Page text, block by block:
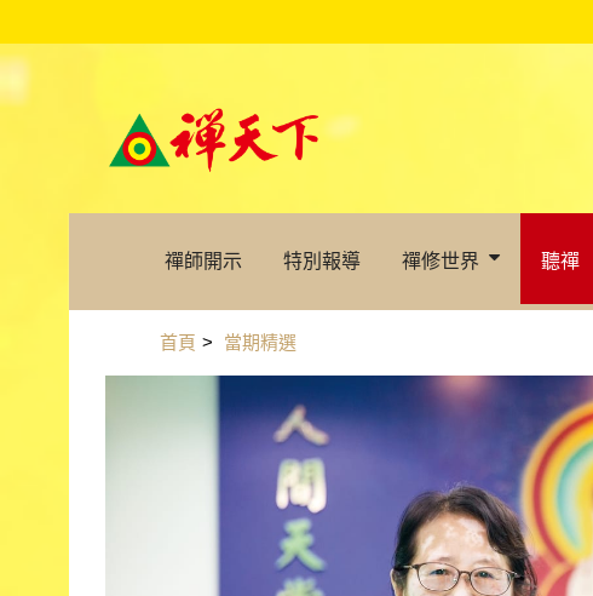
禪師開示 特別報導 禪修世界 聽禪
首頁 > 當期精選